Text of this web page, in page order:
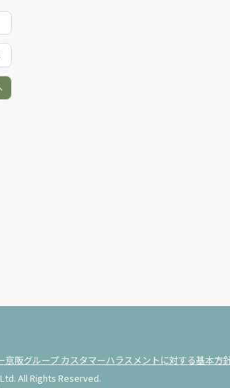
京阪グループ カスタマーハラスメントに対する基本方
All Rights Reserved.